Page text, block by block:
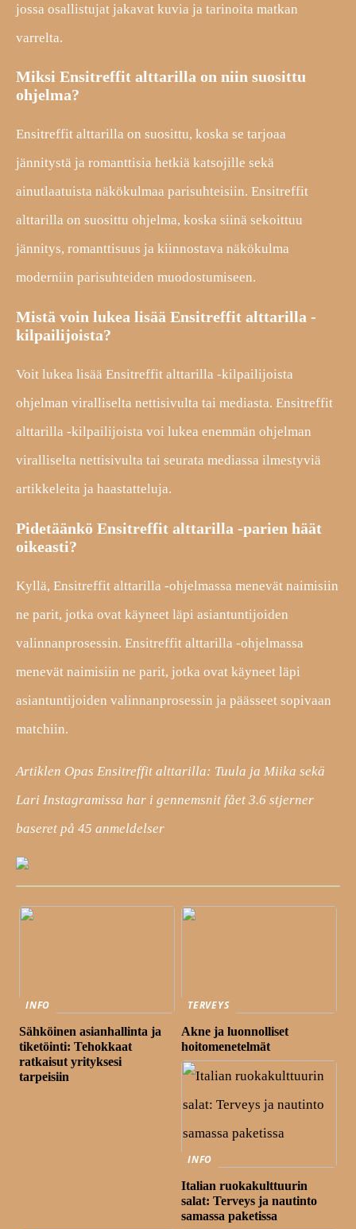
jossa osallistujat jakavat kuvia ja tarinoita matkan
varrelta.
Miksi Ensitreffit alttarilla on niin suosittu
ohjelma?
Ensitreffit alttarilla on suosittu, koska se tarjoaa
jännitystä ja romanttisia hetkiä katsojille sekä
ainutlaatuista näkökulmaa parisuhteisiin. Ensitreffit
alttarilla on suosittu ohjelma, koska siinä sekoittuu
jännitys, romanttisuus ja kiinnostava näkökulma
moderniin parisuhteiden muodostumiseen.
Mistä voin lukea lisää Ensitreffit alttarilla -
kilpailijoista?
Voit lukea lisää Ensitreffit alttarilla -kilpailijoista
ohjelman viralliselta nettisivulta tai mediasta. Ensitreffit
alttarilla -kilpailijoista voi lukea enemmän ohjelman
viralliselta nettisivulta tai seurata mediassa ilmestyviä
artikkeleita ja haastatteluja.
Pidetäänkö Ensitreffit alttarilla -parien häät
oikeasti?
Kyllä, Ensitreffit alttarilla -ohjelmassa menevät naimisiin
ne parit, jotka ovat käyneet läpi asiantuntijoiden
valinnanprosessin. Ensitreffit alttarilla -ohjelmassa
menevät naimisiin ne parit, jotka ovat käyneet läpi
asiantuntijoiden valinnanprosessin ja päässeet sopivaan
matchiin.
Artiklen Opas Ensitreffit alttarilla: Tuula ja Miika sekä
Lari Instagramissa har i gennemsnit fået 3.6 stjerner
baseret på 45 anmeldelser
INFO
Sähköinen asianhallinta ja
tiketöinti: Tehokkaat
ratkaisut yrityksesi
tarpeisiin
TERVEYS
Akne ja luonnolliset
hoitomenetelmät
INFO
Italian ruokakulttuurin
salat: Terveys ja nautinto
samassa paketissa